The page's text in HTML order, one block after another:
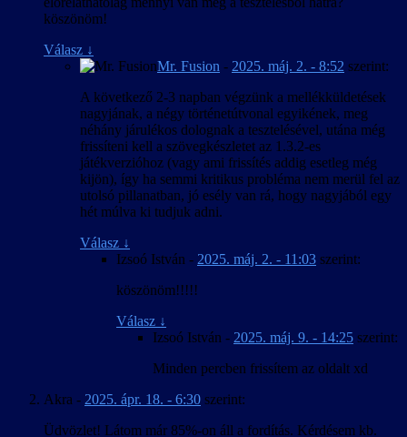
köszönöm!
Válasz ↓
Mr. Fusion - 2025. máj. 2. - 8:52 szerint:
A következő 2-3 napban végzünk a mellékküldetések
nagyjának, a négy történetútvonal egyikének, meg
néhány járulékos dolognak a tesztelésével, utána még
frissíteni kell a szövegkészletet az 1.3.2-es
játékverzióhoz (vagy ami frissítés addig esetleg még
kijön), így ha semmi kritikus probléma nem merül fel az
utolsó pillanatban, jó esély van rá, hogy nagyjából egy
hét múlva ki tudjuk adni.
Válasz ↓
Izsoó István - 2025. máj. 2. - 11:03 szerint:
köszönöm!!!!!
Válasz ↓
Izsoó István - 2025. máj. 9. - 14:25 szerint:
Minden percben frissítem az oldalt xd
Akra - 2025. ápr. 18. - 6:30 szerint:
Üdvözlet! Látom már 85%-on áll a fordítás. Kérdésem kb.